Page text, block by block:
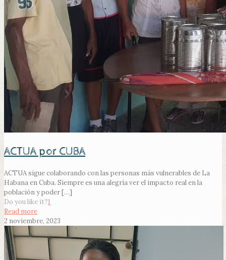
ACTUA por CUBA
ACTUA sigue colaborando con las personas más vulnerables de La
Habana en Cuba. Siempre es una alegría ver el impacto real en la
población y poder[…]
Do you like it?1
Read more
2 noviembre, 2023